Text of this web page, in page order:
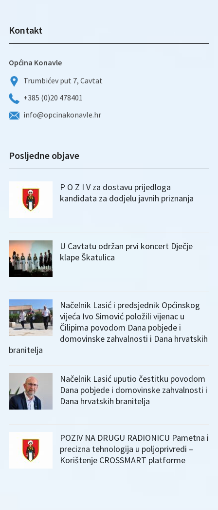
Kontakt
Općina Konavle
Trumbićev put 7, Cavtat
+385 (0)20 478401
info@opcinakonavle.hr
Posljedne objave
P O Z I V za dostavu prijedloga
kandidata za dodjelu javnih priznanja
U Cavtatu održan prvi koncert Dječje
klape Škatulica
Načelnik Lasić i predsjednik Općinskog
vijeća Ivo Simović položili vijenac u
Čilipima povodom Dana pobjede i
domovinske zahvalnosti i Dana hrvatskih
branitelja
Načelnik Lasić uputio čestitku povodom
Dana pobjede i domovinske zahvalnosti i
Dana hrvatskih branitelja
POZIV NA DRUGU RADIONICU Pametna i
precizna tehnologija u poljoprivredi –
Korištenje CROSSMART platforme